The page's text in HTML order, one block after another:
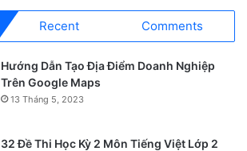
Recent Comments
Hướng Dẫn Tạo Địa Điểm Doanh Nghiệp
Trên Google Maps
13 Tháng 5, 2023
32 Đề Thi Học Kỳ 2 Môn Tiếng Việt Lớp 2